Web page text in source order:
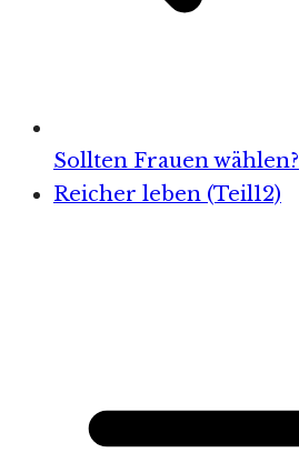
Sollten Frauen wählen?
Reicher leben (Teil12)